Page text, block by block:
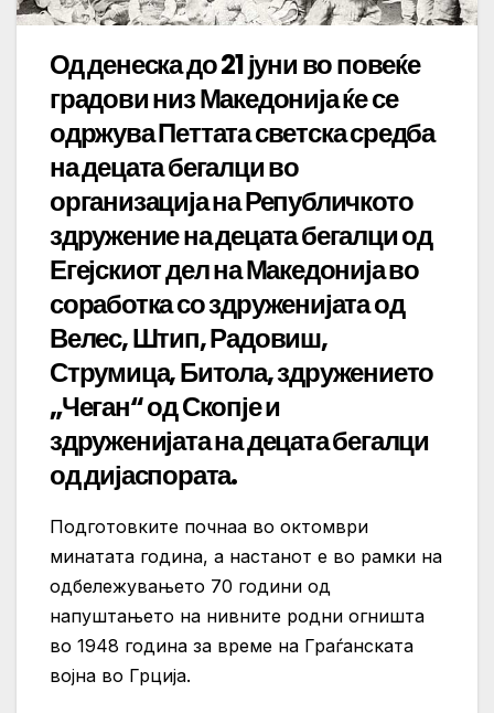
Од денеска до 21 јуни во повеќе
градови низ Македонија ќе се
одржува Петтата светска средба
на децата бегалци во
организација на Републичкото
здружение на децата бегалци од
Егејскиот дел на Македонија во
соработка со здруженијата од
Велес, Штип, Радовиш,
Струмица, Битола, здружението
„Чеган“ од Скопје и
здруженијата на децата бегалци
од дијаспората.
Подготовките почнаа во октомври
минатата година, а настанот е во рамки на
одбележувањето 70 години од
напуштањето на нивните родни огништа
во 1948 година за време на Граѓанската
војна во Грција.